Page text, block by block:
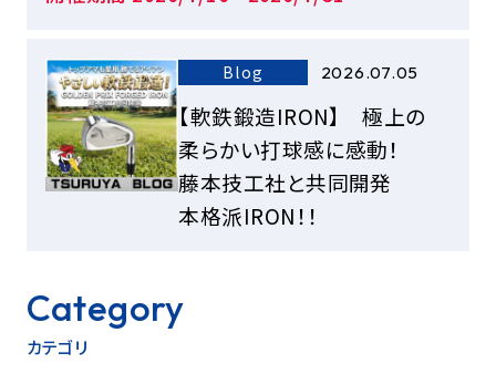
Blog 2026.07.05
【軟鉄鍛造IRON】 極上の
柔らかい打球感に感動！
藤本技工社と共同開発
本格派IRON！！
Category
カテゴリ